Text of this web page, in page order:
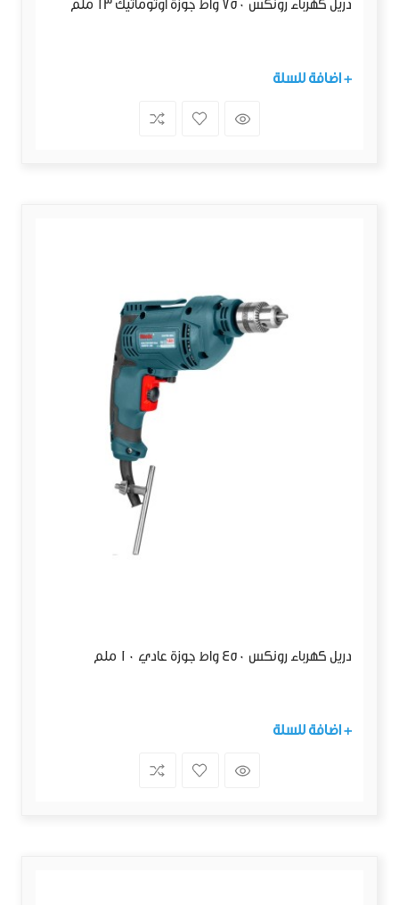
دريل كهرباء رونكس 750 واط جوزة اوتوماتيك 13 ملم
+ اضافة للسلة
دريل كهرباء رونكس 450 واط جوزة عادي 10 ملم
+ اضافة للسلة